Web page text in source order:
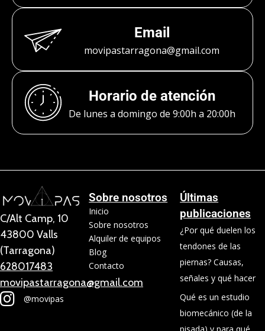
Email
movipastarragona@gmail.com
Horario de atención
De lunes a domingo de 9:00h a 20:00h
C/Alt Camp, 10
43800 Valls
(Tarragona)
628017483
movipastarragona@gmail.com
@movipas
Sobre nosotros
Inicio
Sobre nosotros
Alquiler de equipos
Blog
Contacto
Últimas
publicaciones
¿Por qué duelen los
tendones de las
piernas? Causas,
señales y qué hacer
Qué es un estudio
biomecánico (de la